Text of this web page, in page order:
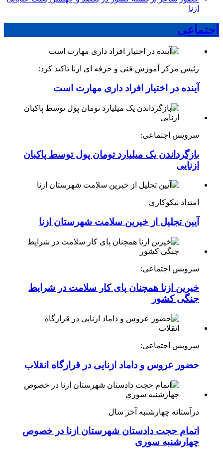
ازنا
اجتماعی
رئیس مرکز آموزش فنی و حرفه ای ازنا تاکید کرد:
آینده در اختیار افراد داری مهارت است
سرویس اجتماعی:
بازگرداندن یک میلیارد تومان پول توسط پاکبان
ازنایی
امتداد نیکوکاری
آیین تجلیل از خیرین سلامت شهرستان ازنا
سرویس اجتماعی:
خیرین ازنا همچنان پای کار سلامت در شرایط
جنگی کشور
سرویس اجتماعی:
حضور عروس و داماد ازنایی در قرارگاه انقلاب
درآستانه چهارشنبه آخر سال
اتمام حجت دادستان شهرستان ازنا در خصوص
چهارشنبه ‌سوری